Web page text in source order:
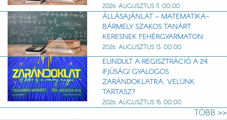
2026. AUGUSZTUS 11. 00:00
ÁLLÁSAJÁNLAT – MATEMATIKA-
BÁRMELY SZAKOS TANÁRT
KERESNEK FEHÉRGYARMATON
2026. AUGUSZTUS 13. 00:00
ELINDULT A REGISZTRÁCIÓ A 24.
IFJÚSÁGI GYALOGOS
ZARÁNDOKLATRA. VELÜNK
TARTASZ?
2026. AUGUSZTUS 15. 00:00
TÖBB >>